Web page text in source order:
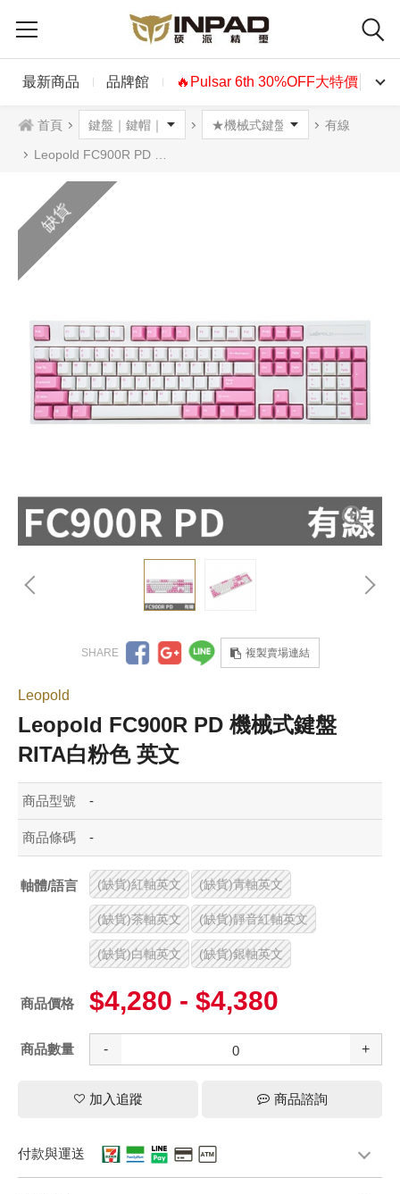
最新商品 品牌館 🔥Pulsar 6th 30%OFF大特價🔥
首頁 有線
Leopold FC900R PD 機械式鍵盤 RITA白粉色 英文
缺貨
複製賣場連結
Leopold
Leopold FC900R PD 機械式鍵盤
RITA白粉色 英文
商品型號 -
商品條碼 -
軸體/語言 (缺貨)紅軸英文 (缺貨)青軸英文
(缺貨)茶軸英文 (缺貨)靜音紅軸英文
(缺貨)白軸英文 (缺貨)銀軸英文
商品價格 $4,280 - $4,380
商品數量 - +
加入追蹤 商品諮詢
付款與運送